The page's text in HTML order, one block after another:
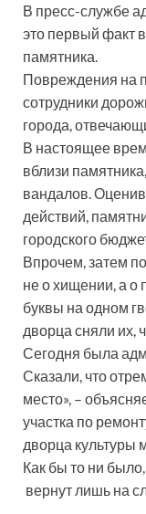
В пресс-службе
это первый факт
памятника.
Повреждения на
сотрудники
города,
В настоящее
вблизи
вандалов.
действий,
городского
Впрочем, затем
не о хищении, а о
буквы на одном
дворца сняли их,
Сегодня была
Сказали, что
место», –
участка по
дворца культуры
Как бы то ни
вернут лишь на